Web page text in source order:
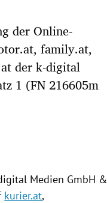
der Online-
family.at,
der k-digital
1 (FN 216605m
Medien GmbH &
kurier.at,